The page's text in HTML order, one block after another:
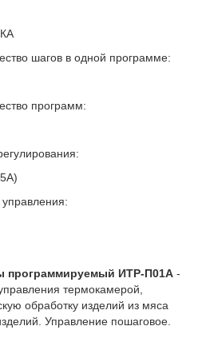
шагов в одной программе:
программ:
программируемый ИТР-П01А -
термокамерой,
обработку изделий из мяса
Управление пошаговое.